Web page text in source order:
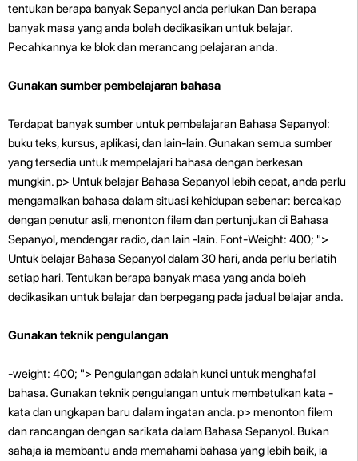
tentukan berapa banyak Sepanyol anda perlukan Dan berapa
banyak masa yang anda boleh dedikasikan untuk belajar.
Pecahkannya ke blok dan merancang pelajaran anda.
Gunakan sumber pembelajaran bahasa
Terdapat banyak sumber untuk pembelajaran Bahasa Sepanyol:
buku teks, kursus, aplikasi, dan lain-lain. Gunakan semua sumber
yang tersedia untuk mempelajari bahasa dengan berkesan
mungkin.p> Untuk belajar Bahasa Sepanyol lebih cepat, anda perlu
mengamalkan bahasa dalam situasi kehidupan sebenar: bercakap
dengan penutur asli, menonton filem dan pertunjukan di Bahasa
Sepanyol, mendengar radio, dan lain -lain. Font-Weight: 400; ">
Untuk belajar Bahasa Sepanyol dalam 30 hari, anda perlu berlatih
setiap hari. Tentukan berapa banyak masa yang anda boleh
dedikasikan untuk belajar dan berpegang pada jadual belajar anda.
Gunakan teknik pengulangan
-weight: 400; "> Pengulangan adalah kunci untuk menghafal
bahasa. Gunakan teknik pengulangan untuk membetulkan kata -
kata dan ungkapan baru dalam ingatan anda. p> menonton filem
dan rancangan dengan sarikata dalam Bahasa Sepanyol. Bukan
sahaja ia membantu anda memahami bahasa yang lebih baik, ia